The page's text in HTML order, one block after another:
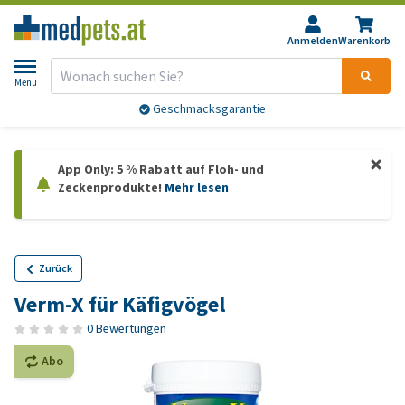
AnmeldenWarenkorb
Menu
Geschmacksgarantie
App Only: 5 % Rabatt auf Floh- und
Zeckenprodukte! Mehr lesen
Zurück
Verm-X für Käfigvögel
0 Bewertungen
Abo